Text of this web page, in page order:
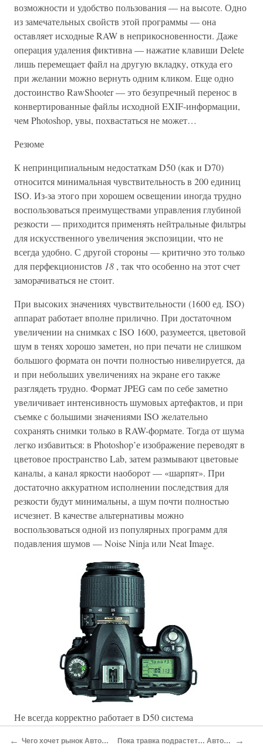
возможности и удобство пользования — на высоте. Одно
из замечательных свойств этой программы — она
оставляет исходные RAW в неприкосновенности. Даже
операция удаления фиктивна — нажатие клавиши Delete
лишь перемещает файл на другую вкладку, откуда его
при желании можно вернуть одним кликом. Еще одно
достоинство RawShooter — это безупречный перенос в
конвертированные файлы исходной EXIF-информации,
чем Photoshop, увы, похвастаться не может…
Резюме
К непринципиальным недостаткам D50 (как и D70)
относится минимальная чувствительность в 200 единиц
ISO. Из-за этого при хорошем освещении иногда трудно
воспользоваться преимуществами управления глубиной
резкости — приходится применять нейтральные фильтры
для искусственного увеличения экспозиции, что не
всегда удобно. С другой стороны — критично это только
для перфекционистов 18 , так что особенно на этот счет
заморачиваться не стоит.
При высоких значениях чувствительности (1600 ед. ISO)
аппарат работает вполне прилично. При достаточном
увеличении на снимках с ISO 1600, разумеется, цветовой
шум в тенях хорошо заметен, но при печати не слишком
большого формата он почти полностью нивелируется, да
и при небольших увеличениях на экране его также
разглядеть трудно. Формат JPEG сам по себе заметно
увеличивает интенсивность шумовых артефактов, и при
съемке с большими значениями ISO желательно
сохранять снимки только в RAW-формате. Тогда от шума
легко избавиться: в Photoshop’е изображение переводят в
цветовое пространство Lab, затем размывают цветовые
каналы, а канал яркости наоборот — «шарпят». При
достаточно аккуратном исполнении последствия для
резкости будут минимальны, а шум почти полностью
исчезнет. В качестве альтернативы можно
воспользоваться одной из популярных программ для
подавления шумов — Noise Ninja или Neat Image.
Не всегда корректно работает в D50 система
идеально серый кот (по цвету его шерстки вполне можно
← Чего хочет рынок Автор: Дмитрий Лаптев. Пока травка подрастет… Автор: Евгений Козловский. →